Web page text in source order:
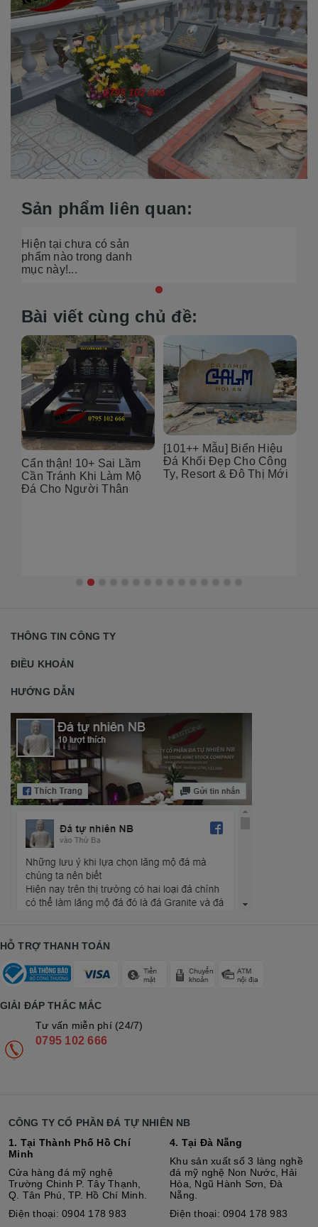
Sản phẩm liên quan:
Hiện tại chưa có sản
phẩm nào trong danh
mục này!...
Bài viết cùng chủ đề:
Cẩn thận! 10+ Sai Lầm
Cần Tránh Khi Làm Mộ
Đá Cho Người Thân
[101++ Mẫu] Biển Hiệu
Đá Khối Đẹp Cho Công
Ty, Resort & Đô Thị Mới
THÔNG TIN CÔNG TY
ĐIỀU KHOẢN
HƯỚNG DẪN
HỖ TRỢ THANH TOÁN
GIẢI ĐÁP THẮC MẮC
Tư vấn miễn phí (24/7)
0795 102 666
CÔNG TY CỔ PHẦN ĐÁ TỰ NHIÊN NB
1. Tại Thành Phố Hồ Chí
Minh
Cửa hàng đá mỹ nghệ
Trường Chinh P. Tây Thạnh,
Q. Tân Phú, TP. Hồ Chí Minh.
Điện thoại: 0904 178 983
4. Tại Đà Nẵng
Khu sản xuất số 3 làng nghề
đá mỹ nghệ Non Nước, Hải
Hòa, Ngũ Hành Sơn, Đà
Nẵng.
Điện thoại: 0904 178 983